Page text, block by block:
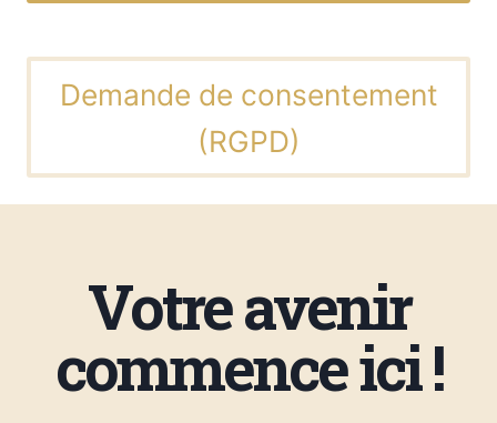
Demande de consentement
(RGPD)
Votre avenir
commence ici !